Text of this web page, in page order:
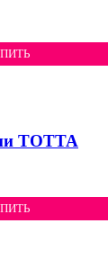
ТОТТА